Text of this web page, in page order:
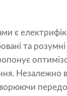
є
та
Незалежно